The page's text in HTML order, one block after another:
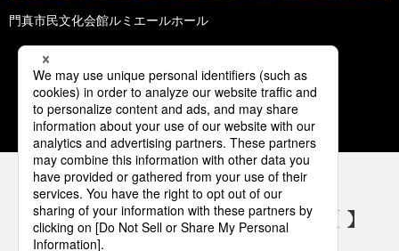
門真市民文化会館ルミエールホール
1 2 3 4 5
パナソニックの電気設備 SNSアカウント